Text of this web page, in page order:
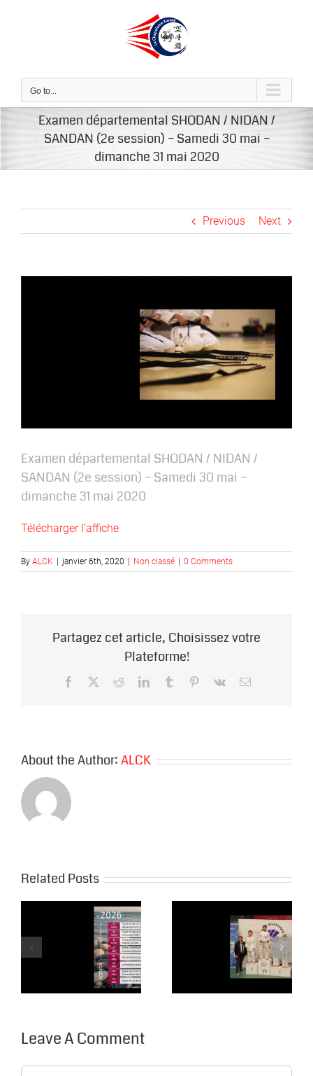
Go to...
Examen départemental SHODAN / NIDAN /
SANDAN (2e session) – Samedi 30 mai –
dimanche 31 mai 2020
Previous Next
Examen départemental SHODAN / NIDAN /
SANDAN (2e session) – Samedi 30 mai –
dimanche 31 mai 2020
Télécharger l’affiche
By ALCK | janvier 6th, 2020 | Non classé | 0 Comments
Partagez cet article, Choisissez votre
Plateforme!
Facebook RedditLinkedInTumblr Pinterest
Vk Email
About the Author:ALCK
Related Posts
« La Chapelaine
en
compétition »
Le karaté bien
être, une réalité
à la Chapelaine
…
Leave A Comment